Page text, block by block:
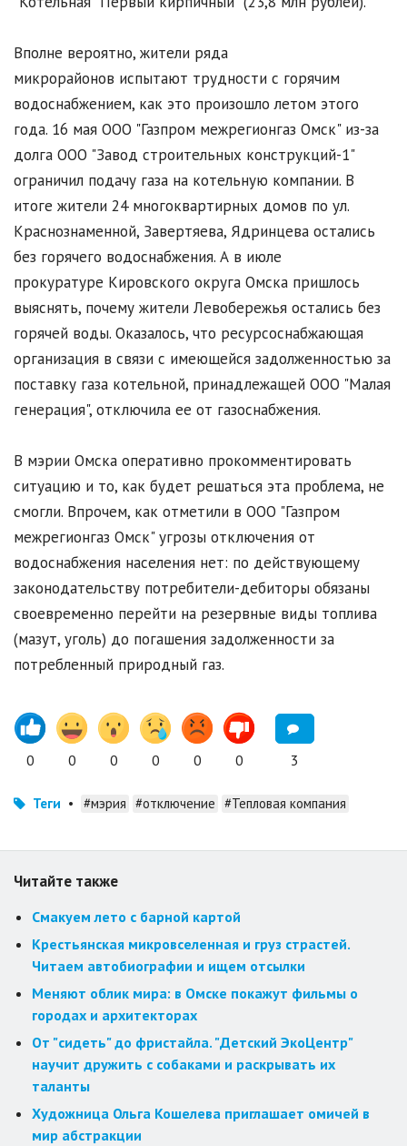
Вполне вероятно, жители ряда
микрорайонов испытают трудности с горячим
водоснабжением, как это произошло летом этого
года. 16 мая ООО "Газпром межрегионгаз Омск" из-за
долга ООО "Завод строительных конструкций-1"
ограничил подачу газа на котельную компании. В
итоге жители 24 многоквартирных домов по ул.
Краснознаменной, Завертяева, Ядринцева остались
без горячего водоснабжения. А в июле
прокуратуре Кировского округа Омска пришлось
выяснять, почему жители Левобережья остались без
горячей воды. Оказалось, что ресурсоснабжающая
организация в связи с имеющейся задолженностью за
поставку газа котельной, принадлежащей ООО "Малая
генерация", отключила ее от газоснабжения.
В мэрии Омска оперативно прокомментировать
ситуацию и то, как будет решаться эта проблема, не
смогли. Впрочем, как отметили в ООО "Газпром
межрегионгаз Омск" угрозы отключения от
водоснабжения населения нет: по действующему
законодательству потребители-дебиторы обязаны
своевременно перейти на резервные виды топлива
(мазут, уголь) до погашения задолженности за
потребленный природный газ.
0 0 0 0 0 0 3
Теги • #мэрия #отключение #Тепловая компания
Читайте также
Смакуем лето с барной картой
Крестьянская микровселенная и груз страстей.
Читаем автобиографии и ищем отсылки
Меняют облик мира: в Омске покажут фильмы о
городах и архитекторах
От "сидеть" до фристайла. "Детский ЭкоЦентр"
научит дружить с собаками и раскрывать их
таланты
Художница Ольга Кошелева приглашает омичей в
мир абстракции